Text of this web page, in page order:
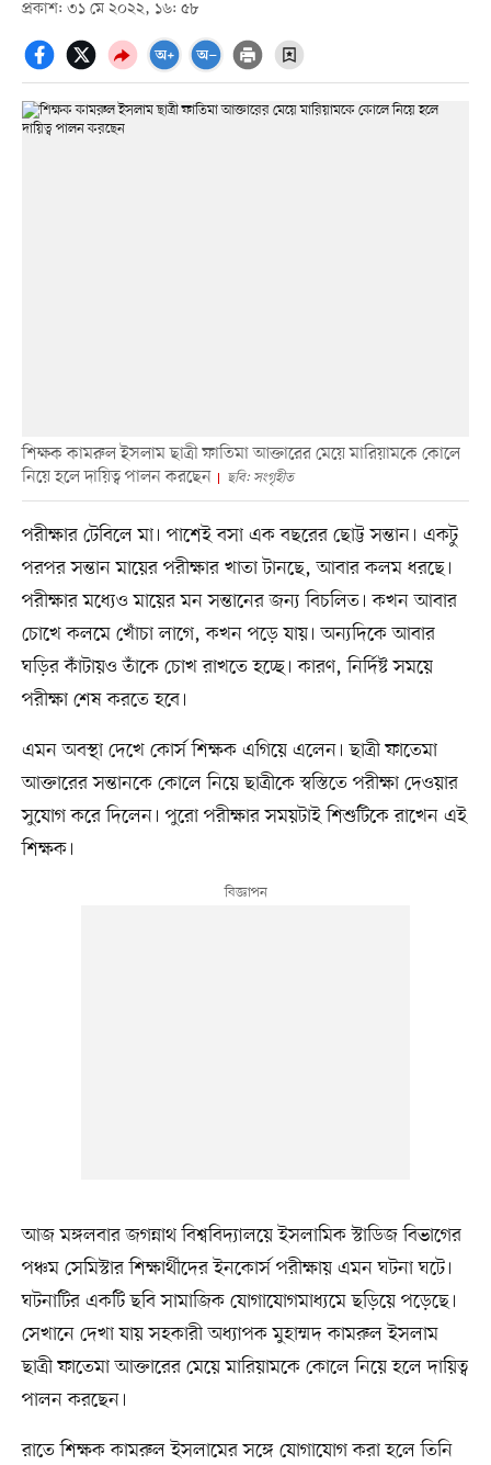
প্রকাশ: ৩১ মে ২০২২, ১৬: ৫৮
শিক্ষক কামরুল ইসলাম ছাত্রী ফাতিমা আক্তারের মেয়ে মারিয়ামকে কোলে
নিয়ে হলে দায়িত্ব পালন করছেন
ছবি: সংগৃহীত
পরীক্ষার টেবিলে মা। পাশেই বসা এক বছরের ছোট্ট সন্তান। একটু
পরপর সন্তান মায়ের পরীক্ষার খাতা টানছে, আবার কলম ধরছে।
পরীক্ষার মধ্যেও মায়ের মন সন্তানের জন্য বিচলিত। কখন আবার
চোখে কলমে খোঁচা লাগে, কখন পড়ে যায়। অন্যদিকে আবার
ঘড়ির কাঁটায়ও তাঁকে চোখ রাখতে হচ্ছে। কারণ, নির্দিষ্ট সময়ে
পরীক্ষা শেষ করতে হবে।
এমন অবস্থা দেখে কোর্স শিক্ষক এগিয়ে এলেন। ছাত্রী ফাতেমা
আক্তারের সন্তানকে কোলে নিয়ে ছাত্রীকে স্বস্তিতে পরীক্ষা দেওয়ার
সুযোগ করে দিলেন। পুরো পরীক্ষার সময়টাই শিশুটিকে রাখেন এই
শিক্ষক।
আজ মঙ্গলবার জগন্নাথ বিশ্ববিদ্যালয়ে ইসলামিক স্টাডিজ বিভাগের
পঞ্চম সেমিস্টার শিক্ষার্থীদের ইনকোর্স পরীক্ষায় এমন ঘটনা ঘটে।
ঘটনাটির একটি ছবি সামাজিক যোগাযোগমাধ্যমে ছড়িয়ে পড়েছে।
সেখানে দেখা যায় সহকারী অধ্যাপক মুহাম্মদ কামরুল ইসলাম
ছাত্রী ফাতেমা আক্তারের মেয়ে মারিয়ামকে কোলে নিয়ে হলে দায়িত্ব
পালন করছেন।
রাতে শিক্ষক কামরুল ইসলামের সঙ্গে যোগাযোগ করা হলে তিনি